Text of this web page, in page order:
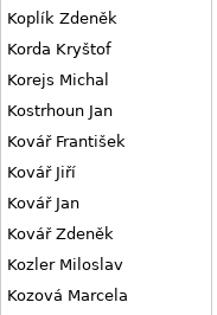
Koplík Zdeněk
Korda Kryštof
Korejs Michal
Kostrhoun Jan
Kovář František
Kovář Jiří
Kovář Jan
Kovář Zdeněk
Kozler Miloslav
Kozová Marcela